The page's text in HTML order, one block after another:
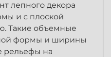
лепного декора
и с плоской
Такие объемные
формы и ширины
рельефы на